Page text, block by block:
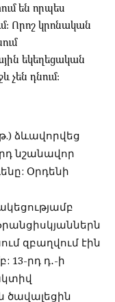
են որպես
Որոշ կրոնական
եկեղեցական
չեն դնում:
ձևավորվեց
նշանավոր
Օրդենի
զբաղվում էին
13-րդ դ․-ի
ծավալեցին